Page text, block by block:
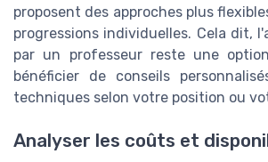
proposent des approches plus
progressions individuelles. Cela dit,
par un professeur reste une
bénéficier de conseils
techniques selon votre position ou
Analyser les coûts et